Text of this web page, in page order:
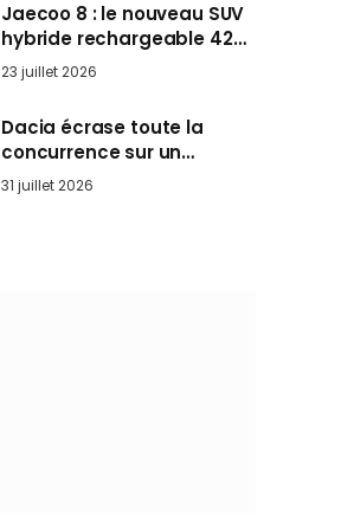
Jaecoo 8 : le nouveau SUV
hybride rechargeable 428
ch qui vise l’Audi Q7 arrive
en Europe cet automne
23 juillet 2026
Dacia écrase toute la
concurrence sur un
marché où personne ne
l’attendait
31 juillet 2026